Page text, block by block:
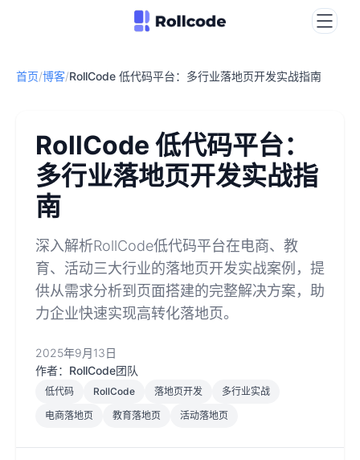
首页/博客/RollCode 低代码平台：多行业落地页开发实战指南
RollCode 低代码平台：
多行业落地页开发实战指
南
深入解析RollCode低代码平台在电商、教
育、活动三大行业的落地页开发实战案例，提
供从需求分析到页面搭建的完整解决方案，助
力企业快速实现高转化落地页。
2025年9月13日
作者：RollCode团队
低代码 RollCode 落地页开发
多行业实战
电商落地页
教育落地页 活动落地页